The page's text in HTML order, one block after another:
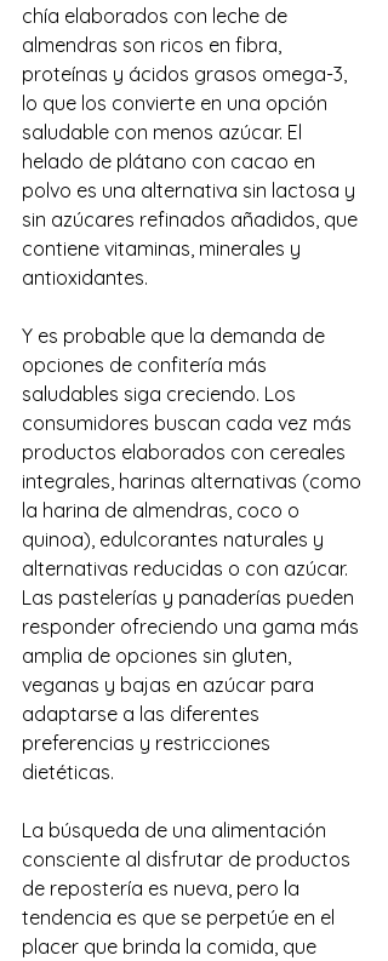
chía elaborados con leche de
almendras son ricos en fibra,
proteínas y ácidos grasos omega-3,
lo que los convierte en una opción
saludable con menos azúcar. El
helado de plátano con cacao en
polvo es una alternativa sin lactosa y
sin azúcares refinados añadidos, que
contiene vitaminas, minerales y
antioxidantes.
Y es probable que la demanda de
opciones de confitería más
saludables siga creciendo. Los
consumidores buscan cada vez más
productos elaborados con cereales
integrales, harinas alternativas (como
la harina de almendras, coco o
quinoa), edulcorantes naturales y
alternativas reducidas o con azúcar.
Las pastelerías y panaderías pueden
responder ofreciendo una gama más
amplia de opciones sin gluten,
veganas y bajas en azúcar para
adaptarse a las diferentes
preferencias y restricciones
dietéticas.
La búsqueda de una alimentación
consciente al disfrutar de productos
de repostería es nueva, pero la
tendencia es que se perpetúe en el
placer que brinda la comida, que